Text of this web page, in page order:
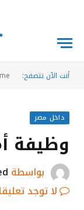
أنت الآن تتصفح:
داخل مصر
وظيفة
بواسطة
لا توجد